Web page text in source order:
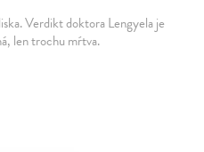
Verdikt doktora Lengyela je
len trochu mŕtva.